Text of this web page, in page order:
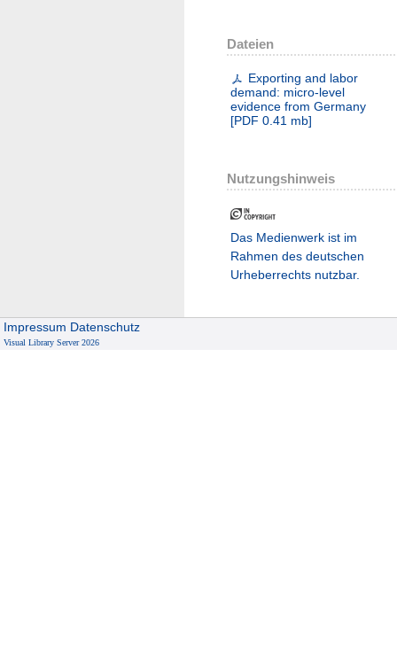
Dateien
Exporting and labor
demand: micro-level
evidence from Germany
[PDF 0.41 mb]
Nutzungshinweis
Das Medienwerk ist im
Rahmen des deutschen
Urheberrechts nutzbar.
Impressum Datenschutz
Visual Library Server 2026